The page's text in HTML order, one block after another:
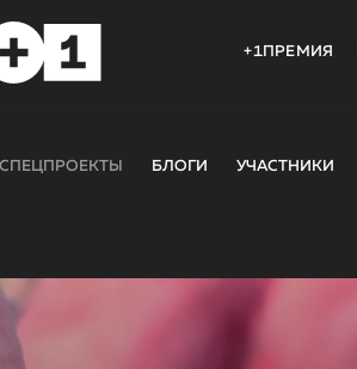
+1ПРЕМИЯ
СПЕЦПРОЕКТЫ БЛОГИ УЧАСТНИКИ